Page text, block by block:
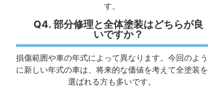
す。
Q4. 部分修理と全体塗装はどちらが良
いですか？
損傷範囲や車の年式によって異なります。今回のよう
に新しい年式の車は、将来的な価値を考えて全塗装を
選ばれる方も多いです。